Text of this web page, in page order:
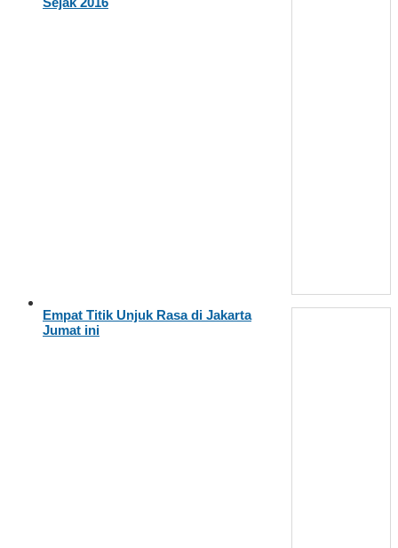
Empat Titik Unjuk Rasa di Jakarta
Jumat ini